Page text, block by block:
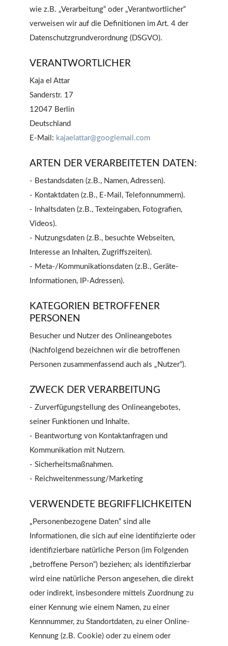
wie z.B. „Verarbeitung“ oder „Verantwortlicher“
verweisen wir auf die Definitionen im Art. 4 der
Datenschutzgrundverordnung (DSGVO).
VERANTWORTLICHER
Kaja el Attar
Sanderstr. 17
12047 Berlin
Deutschland
E-Mail: kajaelattar@googlemail.com
ARTEN DER VERARBEITETEN DATEN:
- Bestandsdaten (z.B., Namen, Adressen).
- Kontaktdaten (z.B., E-Mail, Telefonnummern).
- Inhaltsdaten (z.B., Texteingaben, Fotografien,
Videos).
- Nutzungsdaten (z.B., besuchte Webseiten,
Interesse an Inhalten, Zugriffszeiten).
- Meta-/Kommunikationsdaten (z.B., Geräte-
Informationen, IP-Adressen).
KATEGORIEN BETROFFENER
PERSONEN
Besucher und Nutzer des Onlineangebotes
(Nachfolgend bezeichnen wir die betroffenen
Personen zusammenfassend auch als „Nutzer“).
ZWECK DER VERARBEITUNG
- Zurverfügungstellung des Onlineangebotes,
seiner Funktionen und Inhalte.
- Beantwortung von Kontaktanfragen und
Kommunikation mit Nutzern.
- Sicherheitsmaßnahmen.
- Reichweitenmessung/Marketing
VERWENDETE BEGRIFFLICHKEITEN
„Personenbezogene Daten“ sind alle
Informationen, die sich auf eine identifizierte oder
identifizierbare natürliche Person (im Folgenden
„betroffene Person“) beziehen; als identifizierbar
wird eine natürliche Person angesehen, die direkt
oder indirekt, insbesondere mittels Zuordnung zu
einer Kennung wie einem Namen, zu einer
Kennnummer, zu Standortdaten, zu einer Online-
Kennung (z.B. Cookie) oder zu einem oder